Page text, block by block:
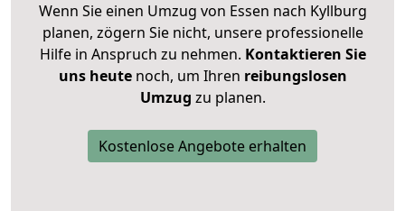
Wenn Sie einen Umzug von Essen nach Kyllburg
planen, zögern Sie nicht, unsere professionelle
Hilfe in Anspruch zu nehmen. Kontaktieren Sie
uns heutenoch, um Ihren reibungslosen
Umzug zu planen.
Kostenlose Angebote erhalten